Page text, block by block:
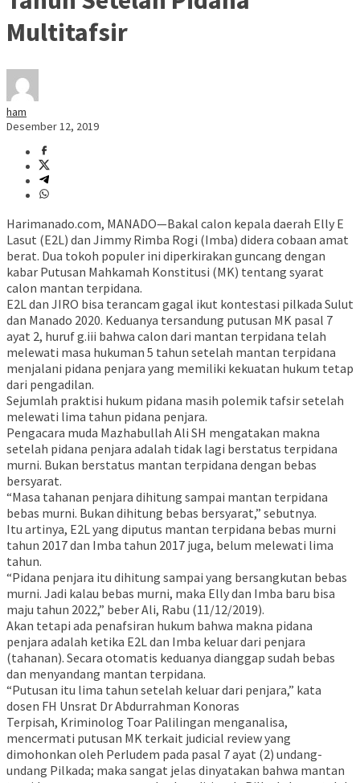
Multitafsir
ham
Desember 12, 2019
Harimanado.com, MANADO—Bakal calon kepala daerah Elly E
Lasut (E2L) dan Jimmy Rimba Rogi (Imba) didera cobaan amat
berat. Dua tokoh populer ini diperkirakan guncang dengan
kabar Putusan Mahkamah Konstitusi (MK) tentang syarat
calon mantan terpidana.
E2L dan JIRO bisa terancam gagal ikut kontestasi pilkada Sulut
dan Manado 2020. Keduanya tersandung putusan MK pasal 7
ayat 2, huruf g.iii bahwa calon dari mantan terpidana telah
melewati masa hukuman 5 tahun setelah mantan terpidana
menjalani pidana penjara yang memiliki kekuatan hukum tetap
dari pengadilan.
Sejumlah praktisi hukum pidana masih polemik tafsir setelah
melewati lima tahun pidana penjara.
Pengacara muda Mazhabullah Ali SH mengatakan makna
setelah pidana penjara adalah tidak lagi berstatus terpidana
murni. Bukan berstatus mantan terpidana dengan bebas
bersyarat.
“Masa tahanan penjara dihitung sampai mantan terpidana
bebas murni. Bukan dihitung bebas bersyarat,” sebutnya.
Itu artinya, E2L yang diputus mantan terpidana bebas murni
tahun 2017 dan Imba tahun 2017 juga, belum melewati lima
tahun.
“Pidana penjara itu dihitung sampai yang bersangkutan bebas
murni. Jadi kalau bebas murni, maka Elly dan Imba baru bisa
maju tahun 2022,” beber Ali, Rabu (11/12/2019).
Akan tetapi ada penafsiran hukum bahwa makna pidana
penjara adalah ketika E2L dan Imba keluar dari penjara
(tahanan). Secara otomatis keduanya dianggap sudah bebas
dan menyandang mantan terpidana.
“Putusan itu lima tahun setelah keluar dari penjara,” kata
dosen FH Unsrat Dr Abdurrahman Konoras
Terpisah, Kriminolog Toar Palilingan menganalisa,
mencermati putusan MK terkait judicial review yang
dimohonkan oleh Perludem pada pasal 7 ayat (2) undang-
undang Pilkada; maka sangat jelas dinyatakan bahwa mantan